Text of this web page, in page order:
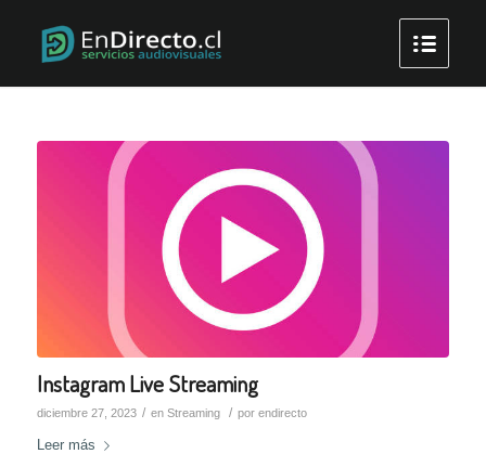
Instagram Live Streaming
diciembre 27, 2023 / en Streaming / por endirecto
Leer más